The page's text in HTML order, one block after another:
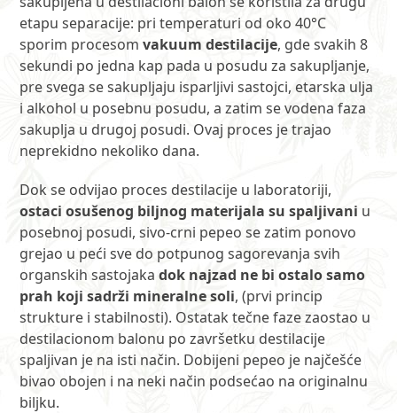
etapu separacije: pri temperaturi od oko 40°C
sporim procesomvakuum destilacije, gde svakih 8
sekundi po jedna kap pada u posudu za sakupljanje,
pre svega se sakupljaju isparljivi sastojci, etarska ulja
i alkohol u posebnu posudu, a zatim se vodena faza
sakuplja u drugoj posudi. Ovaj proces je trajao
neprekidno nekoliko dana.
Dok se odvijao proces destilacije u laboratoriji,
ostaci osušenog biljnog materijala su spaljivani u
posebnoj posudi, sivo-crni pepeo se zatim ponovo
grejao u peći sve do potpunog sagorevanja svih
organskih sastojakadok najzad ne bi ostalo samo
prah koji sadrži mineralne soli, (prvi princip
strukture i stabilnosti). Ostatak tečne faze zaostao u
destilacionom balonu po završetku destilacije
spaljivan je na isti način. Dobijeni pepeo je najčešće
bivao obojen i na neki način podsećao na originalnu
biljku.